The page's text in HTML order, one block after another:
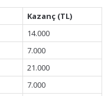
Kazanç (TL)
14.000
7.000
21.000
7.000